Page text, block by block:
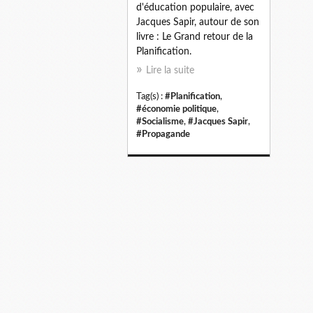
d'éducation populaire, avec
Jacques Sapir, autour de son
livre : Le Grand retour de la
Planification.
Lire la suite
Tag(s) : #Planification,
#économie politique,
#Socialisme, #Jacques Sapir,
#Propagande